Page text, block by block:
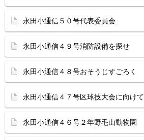
永田小通信５０号代表委員会
永田小通信４９号消防設備を探せ
永田小通信４８号おそうじすごろく
永田小通信４７号区球技大会に向けて
永田小通信４６号２年野毛山動物園